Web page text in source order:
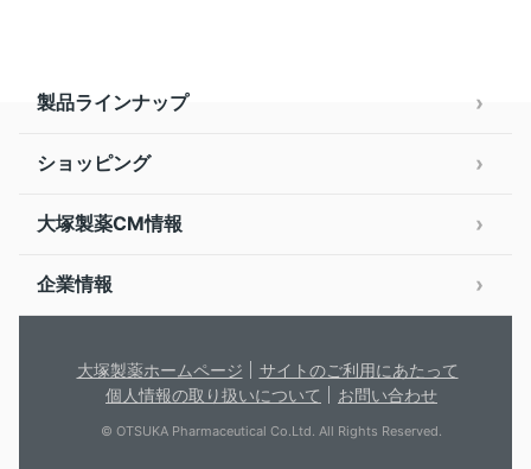
製品ラインナップ
ショッピング
大塚製薬CM情報
企業情報
大塚製薬ホームページ
サイトのご利用にあたって
個人情報の取り扱いについて
お問い合わせ
© OTSUKA Pharmaceutical Co.Ltd. All Rights Reserved.